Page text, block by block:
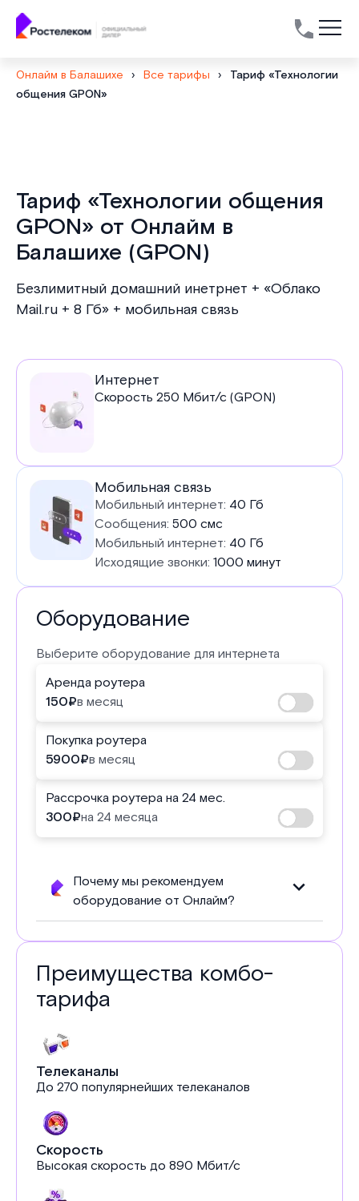
Онлайм в Балашихе › Все тарифы ›
Тариф «Технологии
общения GPON»
Тариф «Технологии общения
GPON» от Онлайм в
Балашихе (GPON)
Безлимитный домашний инетрнет + «Облако
Mail.ru + 8 Гб» + мобильная связь
Услуги
тарифе
Интернет
Скорость 250 Мбит/с (GPON)
Мобильная связь
Мобильный интернет: 40 Гб
Сообщения: 500 смс
Мобильный интернет: 40 Гб
Исходящие звонки: 1000 минут
Оборудование
Выберите оборудование для интернета
Аренда роутера
150₽в месяц
Покупка роутера
5900₽в месяц
Рассрочка роутера на 24 мес.
300₽на 24 месяца
Почему мы рекомендуем
оборудование от Онлайм?
Преимущества комбо-
тарифа
Телеканалы
До 270 популярнейших телеканалов
Скорость
Высокая скорость до 890 Мбит/с